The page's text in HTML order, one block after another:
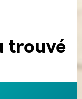
trouvé